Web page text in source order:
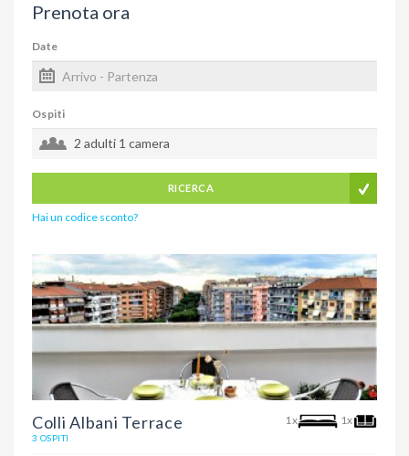
Prenota ora
Date
Ospiti
2 adulti 1 camera
RICERCA
Hai un codice sconto?
Colli Albani Terrace 1x 1x
3 OSPITI